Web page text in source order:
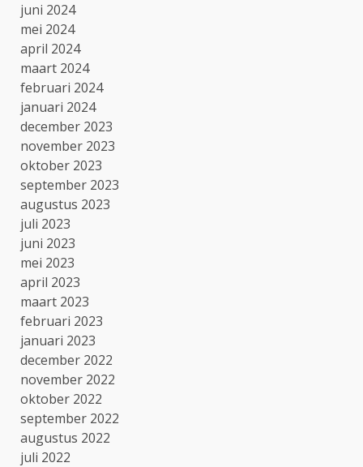
juni 2024
mei 2024
april 2024
maart 2024
februari 2024
januari 2024
december 2023
november 2023
oktober 2023
september 2023
augustus 2023
juli 2023
juni 2023
mei 2023
april 2023
maart 2023
februari 2023
januari 2023
december 2022
november 2022
oktober 2022
september 2022
augustus 2022
juli 2022